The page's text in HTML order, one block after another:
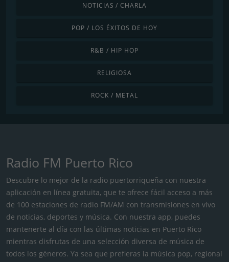
NOTICIAS / CHARLA
POP / LOS ÉXITOS DE HOY
R&B / HIP HOP
RELIGIOSA
ROCK / METAL
Radio FM Puerto Rico
Descubre lo mejor de la radio puertorriqueña con nuestra
aplicación en línea gratuita, que te ofrece fácil acceso a más
de 100 estaciones de radio FM/AM con transmisiones en vivo
de noticias, deportes y música. Con nuestra app, puedes
mantenerte al día con las últimas noticias en Puerto Rico
mientras disfrutas de una selección diversa de música de
todos los géneros. Ya sea que prefieras la música pop, regional